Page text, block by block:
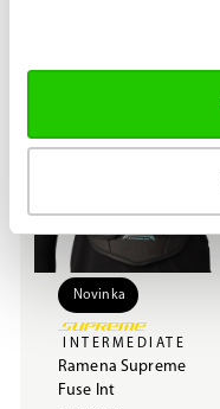
Novinka
INTERMEDIATE
Ramena Supreme
Fuse Int